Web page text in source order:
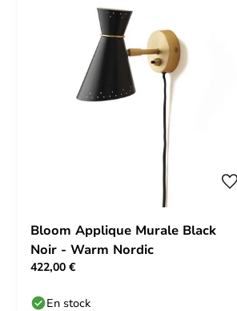
Bloom Applique Murale Black
Noir - Warm Nordic
422,00 €
En stock